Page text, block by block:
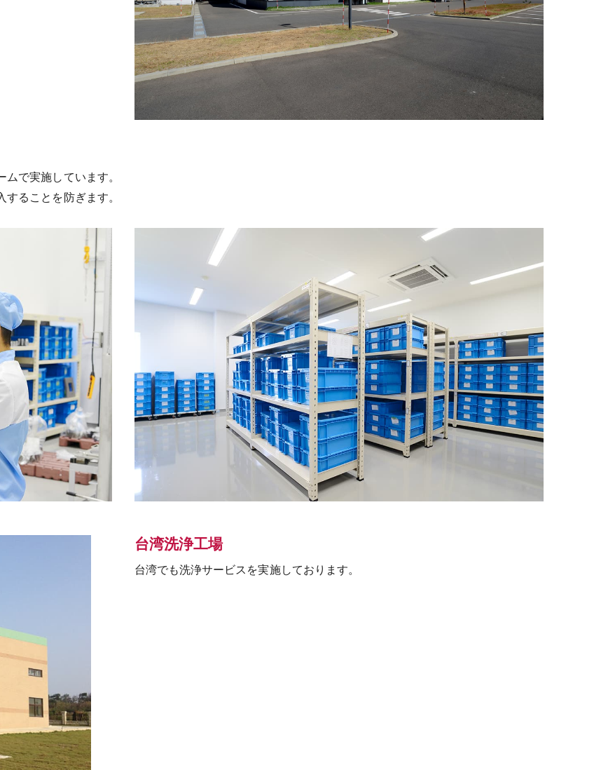
で実施しています。
ることを防ぎます。
台湾洗浄工場
台湾でも洗浄サービスを実施しております。